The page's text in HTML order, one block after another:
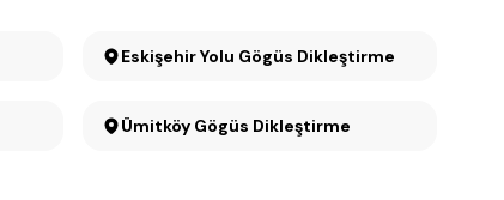
Eskişehir Yolu Gögüs Dikleştirme
Ümitköy Gögüs Dikleştirme